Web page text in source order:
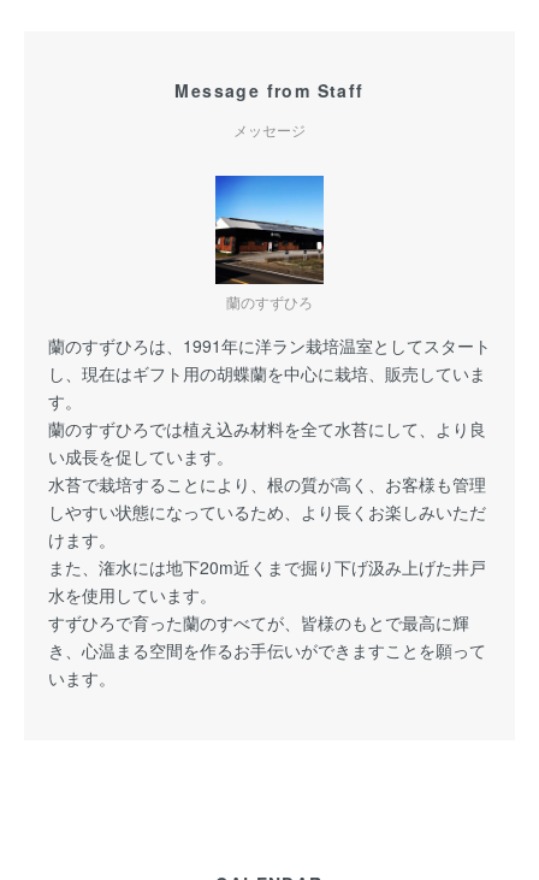
Message from Staff
メッセージ
蘭のすずひろ
蘭のすずひろは、1991年に洋ラン栽培温室としてスタート
し、現在はギフト用の胡蝶蘭を中心に栽培、販売していま
す。
蘭のすずひろでは植え込み材料を全て水苔にして、より良
い成長を促しています。
水苔で栽培することにより、根の質が高く、お客様も管理
しやすい状態になっているため、より長くお楽しみいただ
けます。
また、潅水には地下20m近くまで掘り下げ汲み上げた井戸
水を使用しています。
すずひろで育った蘭のすべてが、皆様のもとで最高に輝
き、心温まる空間を作るお手伝いができますことを願って
います。